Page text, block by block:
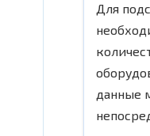
Для
данные